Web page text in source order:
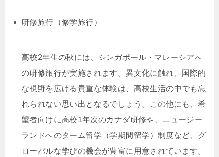
研修旅行（修学旅行）
高校2年生の秋には、シンガポール・マレーシアへ
の研修旅行が実施されます。異文化に触れ、国際的
な視野を広げる貴重な体験は、高校生活の中でも忘
れられない思い出となるでしょう。この他にも、希
望者向けに高校1年次のカナダ研修や、ニュージー
ランドへのターム留学（学期間留学）制度など、グ
ローバルな学びの機会が豊富に用意されています。